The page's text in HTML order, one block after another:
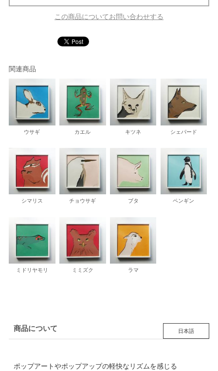
この商品についてお問い合わせする
関連商品
ウサギ カエル キツネ シェパード
シマリス チョウサギ ブタ ペンギン
ミドリヤモリ ミミズク ラマ
商品について 日本語
ポップアートやポップアップの軽快なリズムを感じる